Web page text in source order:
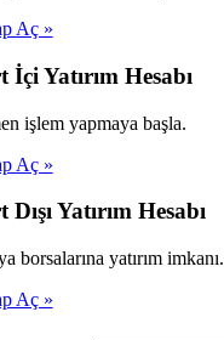
Aç »
İçi Yatırım Hesabı
işlem yapmaya başla.
Aç »
Dışı Yatırım Hesabı
borsalarına yatırım imkanı.
Aç »